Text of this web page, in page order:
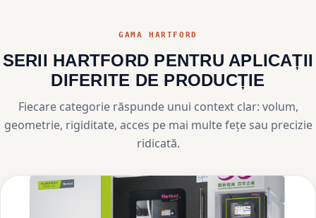
GAMA HARTFORD
SERII HARTFORD PENTRU APLICAȚII
DIFERITE DE PRODUCȚIE
Fiecare categorie răspunde unui context clar: volum,
geometrie, rigiditate, acces pe mai multe fețe sau precizie
ridicată.